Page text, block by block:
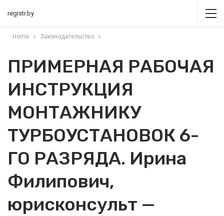
registr.by
Home Законодательство
ПРИМЕРНАЯ РАБОЧАЯ
ИНСТРУКЦИЯ
МОНТАЖНИКУ
ТУРБОУСТАНОВОК 6-
ГО РАЗРЯДА. Ирина
Филипович,
юрисконсульт —